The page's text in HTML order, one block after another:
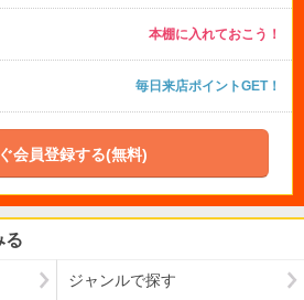
本棚に入れておこう！
毎日来店ポイントGET！
会員登録する(無料)
る
ジャンルで探す